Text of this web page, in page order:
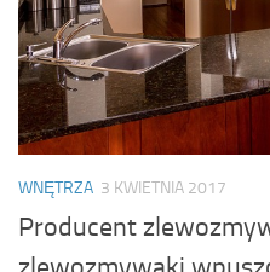
WNĘTRZA 3 KWIETNIA 2017
Producent